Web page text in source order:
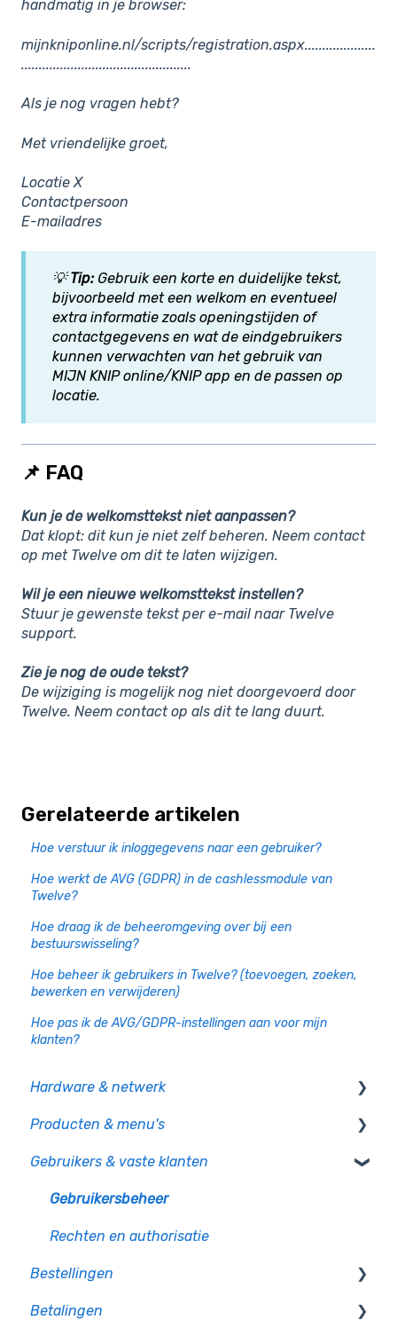
handmatig in je browser:
mijnkniponline.nl/scripts/registration.aspx....................
................................................
Als je nog vragen hebt?
Met vriendelijke groet,
Locatie X
Contactpersoon
E-mailadres
💡Tip: Gebruik een korte en duidelijke tekst,
bijvoorbeeld met een welkom en eventueel
extra informatie zoals openingstijden of
contactgegevens en wat de eindgebruikers
kunnen verwachten van het gebruik van
MIJN KNIP online/KNIP app en de passen op
locatie.
📌 FAQ
Kun je de welkomsttekst niet aanpassen?
Dat klopt: dit kun je niet zelf beheren. Neem contact
op met Twelve om dit te laten wijzigen.
Wil je een nieuwe welkomsttekst instellen?
Stuur je gewenste tekst per e-mail naar Twelve
support.
Zie je nog de oude tekst?
De wijziging is mogelijk nog niet doorgevoerd door
Twelve. Neem contact op als dit te lang duurt.
Gerelateerde artikelen
Hoe verstuur ik inloggegevens naar een gebruiker?
Hoe werkt de AVG (GDPR) in de cashlessmodule van
Twelve?
Hoe draag ik de beheeromgeving over bij een
bestuurswisseling?
Hoe beheer ik gebruikers in Twelve? (toevoegen, zoeken,
bewerken en verwijderen)
Hoe pas ik de AVG/GDPR-instellingen aan voor mijn
klanten?
Hardware & netwerk
Kassa
PIO
CCV pinautomaten
Randapparatuur
Mollie pinautomaten
PAX - Android pinautomaten
Producten & menu's
Producten
Productcategorie & indeling
Supplementen
Voorraad
Menu's en gangen
Gebruikers & vaste klanten
Gebruikersbeheer
Rechten en authorisatie
Bestellingen
Op bon
Betalingen